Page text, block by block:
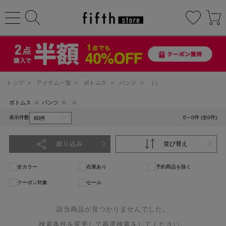
トップ > アイテム一覧 > ボトムス > パンツ > （）
ボトムス パンツ
表示件数 0～0件 (全0件)
絞り込み 並び替え
全カラー 在庫あり 予約商品を除く
クーポン対象 セール
該当商品が見つかりませんでした。
検索条件を変更して再度検索をしてください。